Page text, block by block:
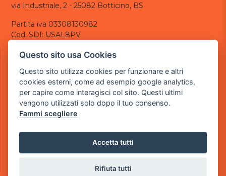
via Industriale, 2 - 25082 Botticino, BS
Partita iva 03308130982
Cod. SDI: USAL8PV
CONTATTI
tel.: +39 030 376 2377
tel.: +39 030 336 6259
pec:powergamesrl@legalmail.it
LINK UTILI
Informazioni generali
Questo sito usa Cookies
Questo sito utilizza cookies per funzionare e altri
cookies esterni, come ad esempio google analytics,
per capire come interagisci col sito. Questi ultimi
vengono utilizzati solo dopo il tuo consenso.
Fammi scegliere
Accetta tutti
Rifiuta tutti